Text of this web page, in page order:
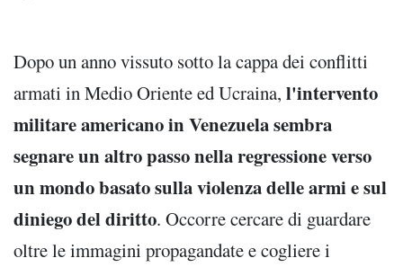
Dopo un anno vissuto sotto la cappa dei conflitti
armati in Medio Oriente ed Ucraina, l'intervento
militare americano in Venezuela sembra
segnare un altro passo nella regressione verso
un mondo basato sulla violenza delle armi e sul
diniego del diritto. Occorre cercare di guardare
oltre le immagini propagandate e cogliere i